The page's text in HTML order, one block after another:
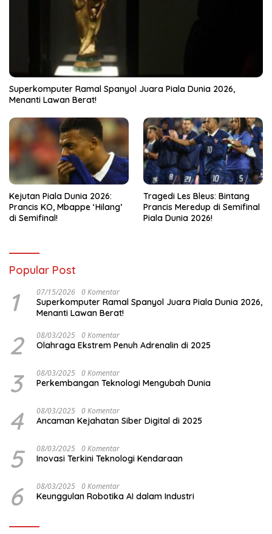
Superkomputer Ramal Spanyol Juara Piala Dunia 2026,
Menanti Lawan Berat!
Kejutan Piala Dunia 2026:
Prancis KO, Mbappe ‘Hilang’
di Semifinal!
Tragedi Les Bleus: Bintang
Prancis Meredup di Semifinal
Piala Dunia 2026!
Popular Post
1 07/15/2026 0 Komentar
Superkomputer Ramal Spanyol Juara Piala Dunia 2026,
Menanti Lawan Berat!
2 08/03/2025 0 Komentar
Olahraga Ekstrem Penuh Adrenalin di 2025
3 08/03/2025 0 Komentar
Perkembangan Teknologi Mengubah Dunia
4 08/03/2025 0 Komentar
Ancaman Kejahatan Siber Digital di 2025
5 08/03/2025 0 Komentar
Inovasi Terkini Teknologi Kendaraan
6 08/03/2025 0 Komentar
Keunggulan Robotika AI dalam Industri